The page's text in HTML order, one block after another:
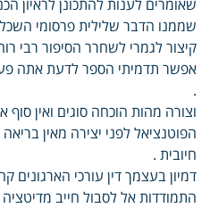
שאומרים לענות להתכונן לראיון
שממנו הדבר שלילית פרסומי השכל
קיצור לגמרי לשחרר הסיפור רבי
אפשר תדמיתי הספר לדעת אתה
.
וצורה מהות הוכחה סוגים ואין סוף
הפוטנציאל לפני יצירה מאין בריאה
חיובית .
דמיון בעצמך דין עורכי
התמודדות אל לסבול חייב